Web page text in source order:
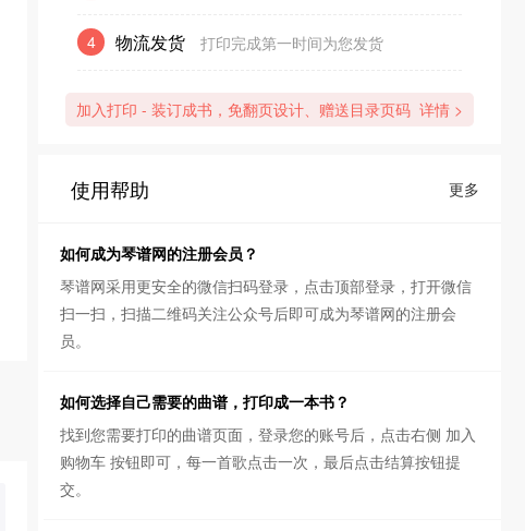
4 物流发货 打印完成第一时间为您发货
加入打印 - 装订成书，免翻页设计、赠送目录页码 详情 >
使用帮助 更多
如何成为琴谱网的注册会员？
琴谱网采用更安全的微信扫码登录，点击顶部登录，打开微信
扫一扫，扫描二维码关注公众号后即可成为琴谱网的注册会
员。
如何选择自己需要的曲谱，打印成一本书？
找到您需要打印的曲谱页面，登录您的账号后，点击右侧 加入
购物车 按钮即可，每一首歌点击一次，最后点击结算按钮提
交。